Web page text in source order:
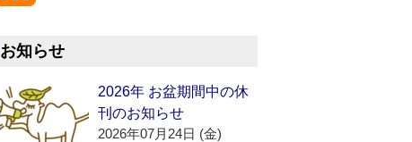
お知らせ
2026年 お盆期間中の休
刊のお知らせ
2026年07月24日 (金)